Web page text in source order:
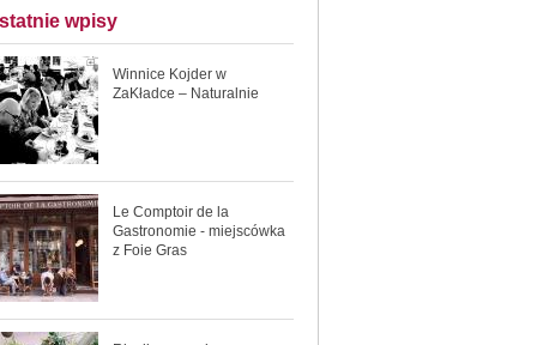
wpisy
Winnice Kojder w
ZaKładce – Naturalnie
Le Comptoir de la
Gastronomie - miejscówka
z Foie Gras